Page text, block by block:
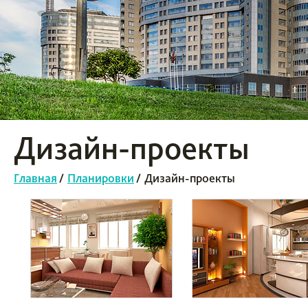
Дизайн-проекты
Главная / Планировки / Дизайн-проекты